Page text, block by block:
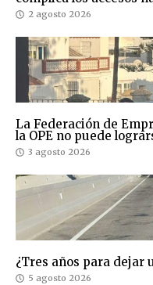
2 agosto 2026
La Federación de
la OPE no puede
3 agosto 2026
¿Tres años para dejar
5 agosto 2026